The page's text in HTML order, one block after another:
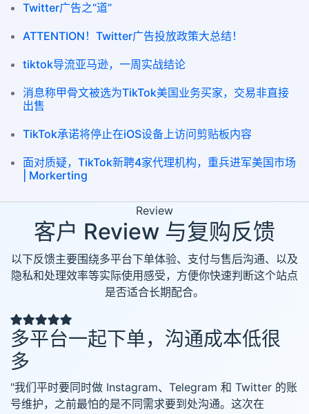
Twitter广告之“道”
ATTENTION！Twitter广告投放政策大总结！
tiktok导流亚马逊，一周实战结论
消息称甲骨文被选为TikTok美国业务买家，交易非直接
出售
TikTok承诺将停止在iOS设备上访问剪贴板内容
面对质疑，TikTok新聘4家代理机构，重兵进军美国市场
| Morkerting
Review
客户 Review 与复购反馈
以下反馈主要围绕多平台下单体验、支付与售后沟通、以及
隐私和处理效率等实际使用感受，方便你快速判断这个站点
是否适合长期配合。
多平台一起下单，沟通成本低很
多
"我们平时要同时做 Instagram、Telegram 和 Twitter 的账
号维护，之前最怕的是不同需求要到处沟通。这次在